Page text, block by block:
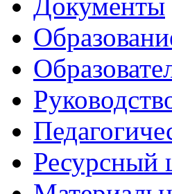
Документы
Ресурсный